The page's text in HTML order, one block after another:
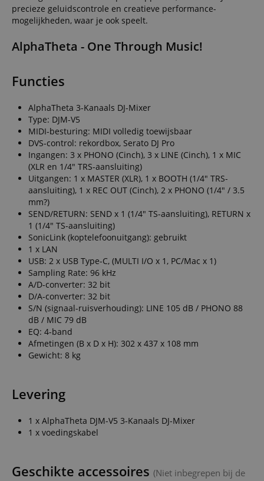
precieze geluidscontrole en creatieve performance-
mogelijkheden, waar je ook speelt.
AlphaTheta - One Through Music!
Functies
AlphaTheta 3-Kanaals DJ-Mixer
Type: DJM-V5
MIDI-besturing: MIDI volledig toewijsbaar
DVS-control: rekordbox, Serato DJ Pro
Ingangen: 3 x PHONO (Cinch), 3 x LINE (Cinch), 1 x MIC
(XLR en 1/4" TRS-aansluiting)
Uitgangen: 1 x MASTER (XLR), 1 x BOOTH (1/4" TRS-
aansluiting), 1 x REC OUT (Cinch), 2 x PHONO (1/4" / 3.5
mm?)
SEND/RETURN: SEND x 1 (1/4" TS-aansluiting), RETURN x
1 (1/4" TS-aansluiting)
SonicLink (koptelefoonuitgang): gebruikt
1 x LAN
USB: 2 x USB Type-C, (MULTI I/O x 1, PC/Mac x 1)
Sampling Rate: 96 kHz
A/D-converter: 32 bit
D/A-converter: 32 bit
S/N (signaal-ruisverhouding): LINE 105 dB / PHONO 88
dB / MIC 79 dB
EQ: 4-band
Afmetingen (B x D x H): 302 x 437 x 108 mm
Gewicht: 8 kg
Levering
1 x AlphaTheta DJM-V5 3-Kanaals DJ-Mixer
1 x voedingskabel
Geschikte accessoires (Niet inbegrepen bij de